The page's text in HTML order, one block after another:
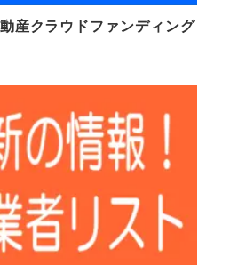
産クラウドファンディング